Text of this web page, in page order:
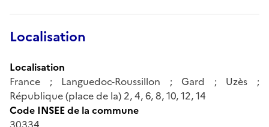
Localisation
Localisation
France ; Languedoc-Roussillon ; Gard ; Uzès ;
République (place de la) 2, 4, 6, 8, 10, 12, 14
Code INSEE de la commune